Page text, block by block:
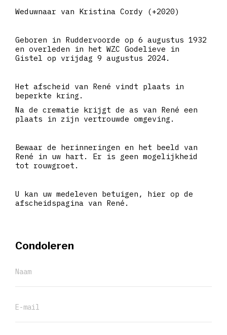
Weduwnaar van Kristina Cordy (+2020)
Geboren in Ruddervoorde op 6 augustus 1932
en overleden in het WZC Godelieve in
Gistel op vrijdag 9 augustus 2024.
Het afscheid van René vindt plaats in
beperkte kring.
Na de crematie krijgt de as van René een
plaats in zijn vertrouwde omgeving.
Bewaar de herinneringen en het beeld van
René in uw hart. Er is geen mogelijkheid
tot rouwgroet.
U kan uw medeleven betuigen, hier op de
afscheidspagina van René.
Condoleren